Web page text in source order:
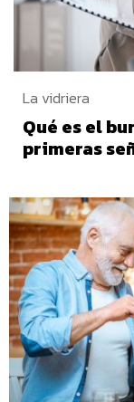
La vidriera
Qué es el
primeras